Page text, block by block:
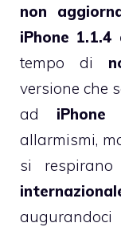
non
iPhone
tempo di
versione che
ad iPhone
allarmismi,
si respirano